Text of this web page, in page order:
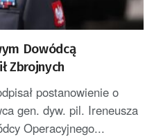
Dowódcą
Zbrojnych
postanowienie o
gen. dyw. pil. Ireneusza
Operacyjnego...